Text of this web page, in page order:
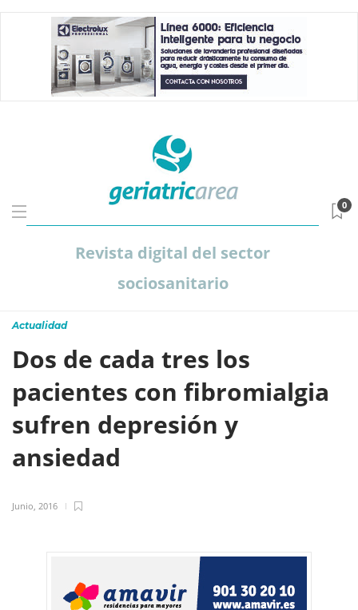
Revista digital del sector
sociosanitario
0
Actualidad
Dos de cada tres los
pacientes con fibromialgia
sufren depresión y
ansiedad
Junio, 2016